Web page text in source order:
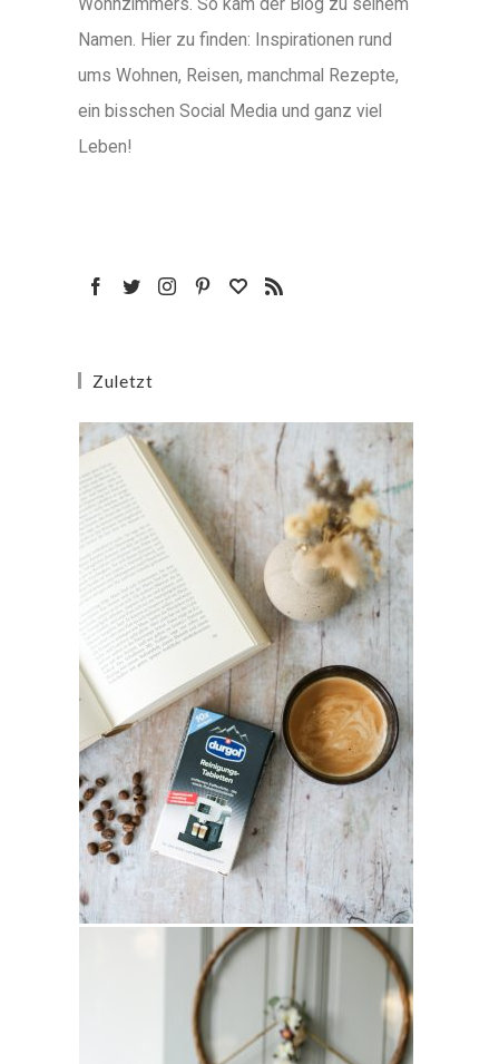
Namen. Hier zu finden: Inspirationen rund
ums Wohnen, Reisen, manchmal Rezepte,
ein bisschen Social Media und ganz viel
Leben!
Zuletzt